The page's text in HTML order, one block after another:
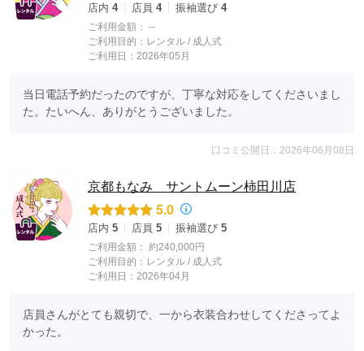
店内 4 店員 4 振袖選び 4
ご利用金額： --
ご利用目的： レンタル / 成人式
ご利用日：2026年05月
当日電話予約だったのですが、丁寧な対応をしてくださいまし
た。たいへん、ありがとうございました。
口コミ公開日：2026年06月08日
京都もなみ サントムーン柿田川店
5.0
店内 5 店員 5 振袖選び 5
ご利用金額： 約240,000円
ご利用目的： レンタル / 成人式
ご利用日：2026年04月
店員さんがとても親切で、一から衣装合わせしてくださってよ
かった。